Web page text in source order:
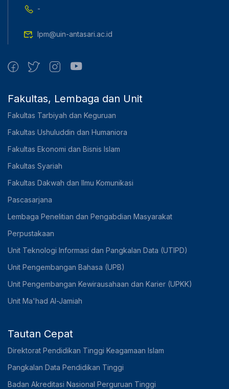
-
lpm@uin-antasari.ac.id
Fakultas, Lembaga dan Unit
Fakultas Tarbiyah dan Keguruan
Fakultas Ushuluddin dan Humaniora
Fakultas Ekonomi dan Bisnis Islam
Fakultas Syariah
Fakultas Dakwah dan Ilmu Komunikasi
Pascasarjana
Lembaga Penelitian dan Pengabdian Masyarakat
Perpustakaan
Unit Teknologi Informasi dan Pangkalan Data (UTIPD)
Unit Pengembangan Bahasa (UPB)
Unit Pengembangan Kewirausahaan dan Karier (UPKK)
Unit Ma'had Al-Jamiah
Tautan Cepat
Direktorat Pendidikan Tinggi Keagamaan Islam
Pangkalan Data Pendidikan Tinggi
Badan Akreditasi Nasional Perguruan Tinggi